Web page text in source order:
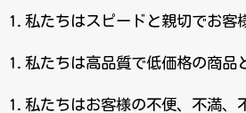
1.私たちはスピードと親切でお客
1.私たちは高品質で低価格の商品
1.私たちはお客様の不便、不満、